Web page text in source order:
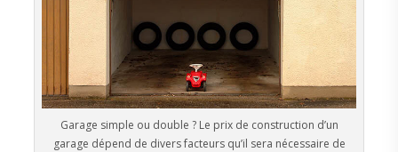
Garage simple ou double ? Le prix de construction d’un
garage dépend de divers facteurs qu’il sera nécessaire de